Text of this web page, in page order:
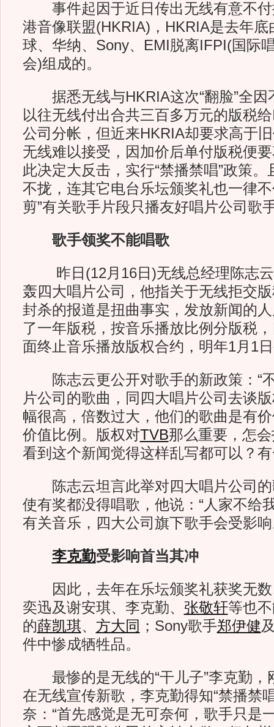
事件起因于近日传出无线有意不付
港音像联盟(HKRIA)，HKRIA是去年底
球、华纳、Sony、EMI脱离IFPI(国际
会)组成的。
据悉无线与HKRIA这次“翻脸”全因
以往无线付出合共三百多万元的版税
公司分帐，但近来HKRIA却要求高于
无线难以接受，因加价后单付版税便
此决定大反击，实行“禁播禁唱”政策
不拢，连其它电台乐坛颁奖礼也一律
剪”有关歌手片段只播友好唱片公司歌
歌手领奖不能唱歌
昨日(12月16日)无线总经理陈志云
轰四大唱片公司，他指关于无线拒交
封杀的报道是扭曲事实，发放新闻的
了一年版税，按音乐播放比例分版税
面终止音乐播放版权合约，明年1月1
陈志云更公开对歌手的新政策：“
片公司的歌曲，同四大唱片公司去谈
幅很高，倍数过大，他们的歌曲是有
价值比例。版权对TVB那么重要，怎
看到这个新闻觉得这样乱写都可以？
陈志云坦言此举对四大唱片公司的
使有奖都没得唱歌，他说：“人家不给
有关音乐，四大公司旗下歌手会受影响
李克勤受影响首当其冲
因此，去年在乐坛颁奖礼获奖无数
奕迅及谢安琪、李克勤、 张敬轩等也
的薛凯琪、 方大同 ；Sony歌手郑伊健
件中惨成牺牲品。
最惨的是无线的“干儿子”李克勤，
在无线宣传新歌，李克勤得知“禁播禁
奈：“首先感觉是无可奈何，歌手只是